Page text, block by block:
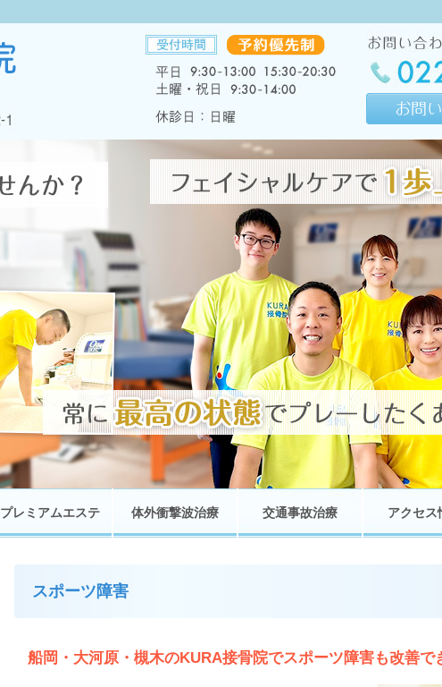
プレミアムエステ 体外衝撃波治療 交通事故治療 アクセス
スポーツ障害
船岡・大河原・槻木のKURA接骨院でスポーツ障害も改善で